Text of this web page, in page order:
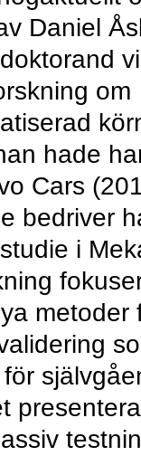
Daniel
om
hade
Cars
bedriver
i
metoder